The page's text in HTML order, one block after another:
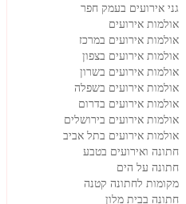
גני אירועים בעמק חפר
אולמות אירועים
אולמות אירועים במרכז
אולמות אירועים בצפון
אולמות אירועים בשרון
אולמות אירועים בשפלה
אולמות אירועים בדרום
אולמות אירועים בירושלים
אולמות אירועים בתל אביב
חתונה ואירועים בטבע
חתונה על הים
מקומות לחתונה קטנה
חתונה בבית מלון